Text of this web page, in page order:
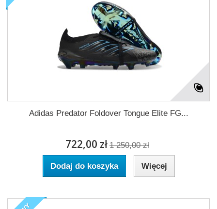
Adidas Predator Foldover Tongue Elite FG...
722,00 zł 1 250,00 zł
Dodaj do koszyka Więcej